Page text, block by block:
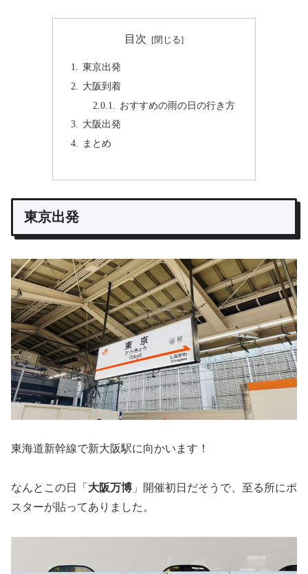
目次
東京出発
大阪到着
おすすめの雨の日の行き方
大阪出発
まとめ
東京出発
東海道新幹線で新大阪駅に向かいます！
なんとこの日「 大阪万博 」開催初日だそうで、至る所にポ
スターが貼ってありました。